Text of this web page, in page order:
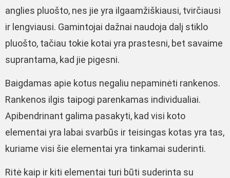
anglies pluošto, nes jie yra ilgaamžiškiausi, tvirčiausi
ir lengviausi. Gamintojai dažnai naudoja dalį stiklo
pluošto, tačiau tokie kotai yra prastesni, bet savaime
suprantama, kad jie pigesni.
Baigdamas apie kotus negaliu nepaminėti rankenos.
Rankenos ilgis taipogi parenkamas individualiai.
Apibendrinant galima pasakyti, kad visi koto
elementai yra labai svarbūs ir teisingas kotas yra tas,
kuriame visi šie elementai yra tinkamai suderinti.
Ritė kaip ir kiti elementai turi būti suderinta su